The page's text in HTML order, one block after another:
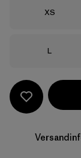
Größe
XS
Größe
L